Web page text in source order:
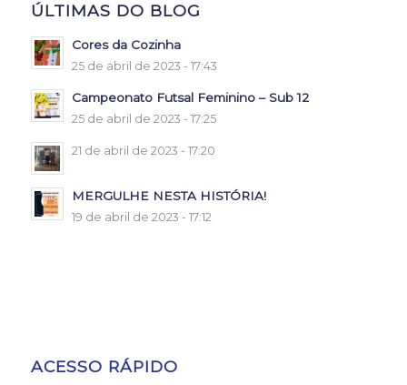
ÚLTIMAS DO BLOG
Cores da Cozinha
25 de abril de 2023 - 17:43
Campeonato Futsal Feminino – Sub 12
25 de abril de 2023 - 17:25
21 de abril de 2023 - 17:20
MERGULHE NESTA HISTÓRIA!
19 de abril de 2023 - 17:12
ACESSO RÁPIDO